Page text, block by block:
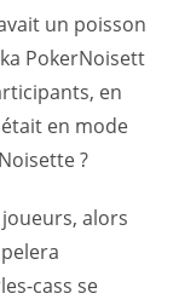
un poisson
PokerNoisett
en
en mode
?
joueurs, alors
cass se